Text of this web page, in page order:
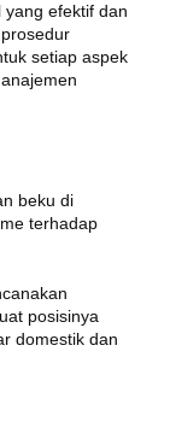
efektif dan
setiap aspek
beku di
terhadap
posisinya
domestik dan